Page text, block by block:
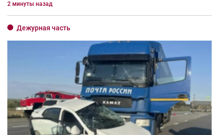
2 минуты назад
Дежурная часть